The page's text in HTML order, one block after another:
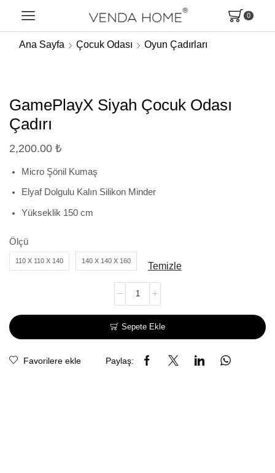
0
Ana Sayfa Çocuk Odası Oyun Çadırları
GamePlayX Siyah Çocuk Odası
Çadırı
2,200.00 ₺
Micro Şönil Kumaş
Elyaf Dolgulu Kalın Silikon Minder
Yükseklik 150 cm
Ölçü
110 X 110 X 140 140 X 140 X 160
Temizle
Sepete Ekle
Favorilere ekle Paylaş: